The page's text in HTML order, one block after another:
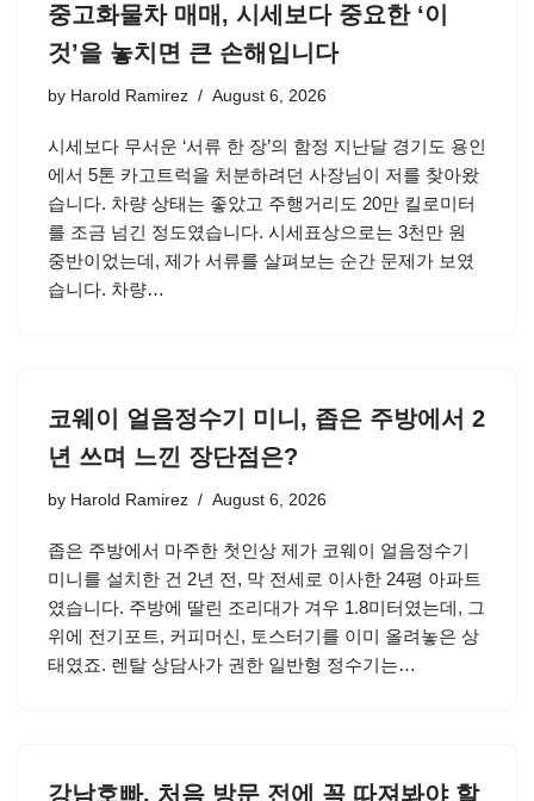
중고화물차 매매, 시세보다 중요한 ‘이
것’을 놓치면 큰 손해입니다
by Harold Ramirez August 6, 2026
시세보다 무서운 ‘서류 한 장’의 함정 지난달 경기도 용인
에서 5톤 카고트럭을 처분하려던 사장님이 저를 찾아왔
습니다. 차량 상태는 좋았고 주행거리도 20만 킬로미터
를 조금 넘긴 정도였습니다. 시세표상으로는 3천만 원
중반이었는데, 제가 서류를 살펴보는 순간 문제가 보였
습니다. 차량…
코웨이 얼음정수기 미니, 좁은 주방에서 2
년 쓰며 느낀 장단점은?
by Harold Ramirez August 6, 2026
좁은 주방에서 마주한 첫인상 제가 코웨이 얼음정수기
미니를 설치한 건 2년 전, 막 전세로 이사한 24평 아파트
였습니다. 주방에 딸린 조리대가 겨우 1.8미터였는데, 그
위에 전기포트, 커피머신, 토스터기를 이미 올려놓은 상
태였죠. 렌탈 상담사가 권한 일반형 정수기는…
강남호빠, 처음 방문 전에 꼭 따져봐야 할